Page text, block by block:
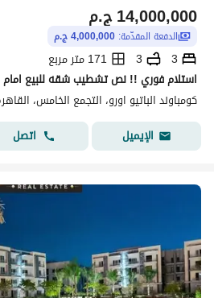
ج.م14,000,000
الدفعة المقدّمة: 4,000,000 ج.م
3
3
171 متر مربع
كومباوند الباتيو اورو، التجمع الخامس،
الإيميل
اتصل